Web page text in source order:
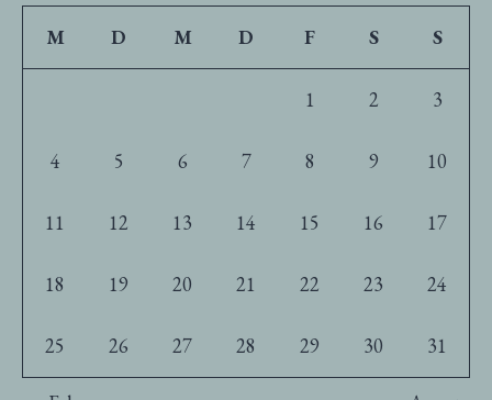
M D M D F S S
1 2 3
4 5 6 7 8 9 10
11 12 13 14 15 16 17
18 19 20 21 22 23 24
25 26 27 28 29 30 31